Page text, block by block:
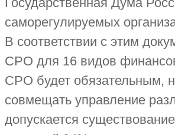
саморегулируемых
В соответствии с этим
СРО для 16 видов
СРО будет обязательным,
совмещать управление
допускается